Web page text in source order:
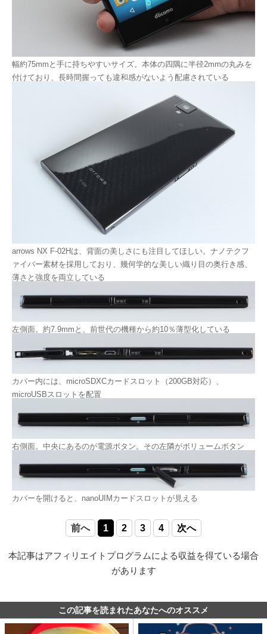
幅約75mmと手に持ちやすいサイズ。本体の四隅に半径2mmの丸みを
付けており、長時間握っても違和感がないよう配慮されている
arrows NX F-02Hは、背面の美しさにも注目してほしい。ナノテクフ
ァイバー素材を採用しており、幾何学的な美しい織り目の奥行き感、
薄さと強度を両立している
左側面。約7.9mmと、前世代の機種から約10％薄型化している
カバー内には、microSDXCカードスロット（200GB対応）、
microUSBスロットを配置
右側面。中央にあるのが電源ボタン。その左隣がボリュームボタン
カバーを開けると、nanoUIMカードスロットが見える
前へ 1 2 3 4 次へ
本記事はアフィリエイトプログラムによる収益を得ている場合
があります
この記事を読まれたあなたへのオススメ